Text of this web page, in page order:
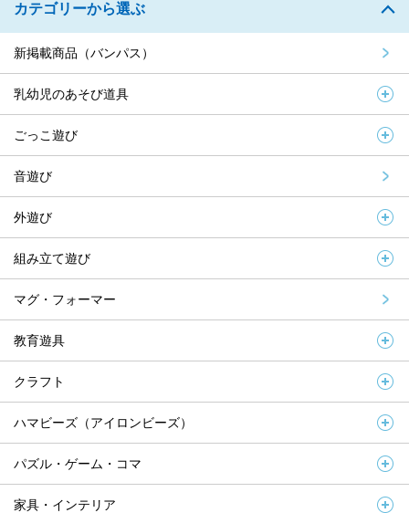
カテゴリーから選ぶ
新掲載商品（バンパス）
乳幼児のあそび道具
ごっこ遊び
音遊び
外遊び
組み立て遊び
マグ・フォーマー
教育遊具
クラフト
ハマビーズ（アイロンビーズ）
パズル・ゲーム・コマ
家具・インテリア